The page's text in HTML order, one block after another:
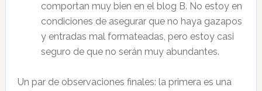
comportan muy bien en el blog B. No estoy en
condiciones de asegurar que no haya gazapos
y entradas mal formateadas, pero estoy casi
seguro de que no serán muy abundantes.
Un par de observaciones finales: la primera es una